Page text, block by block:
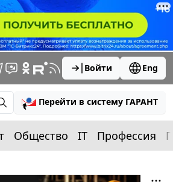
Войти Eng
Перейти в систему ГАРАНТ
Общество IT Профессия